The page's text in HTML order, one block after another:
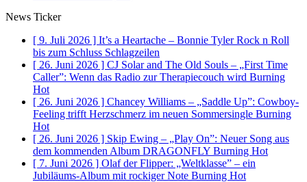
News Ticker
[ 9. Juli 2026 ] It’s a Heartache – Bonnie Tyler Rock n Roll
bis zum Schluss Schlagzeilen
[ 26. Juni 2026 ] CJ Solar and The Old Souls – „First Time
Caller”: Wenn das Radio zur Therapiecouch wird Burning
Hot
[ 26. Juni 2026 ] Chancey Williams – „Saddle Up”: Cowboy-
Feeling trifft Herzschmerz im neuen Sommersingle Burning
Hot
[ 26. Juni 2026 ] Skip Ewing – „Play On”: Neuer Song aus
dem kommenden Album DRAGONFLY Burning Hot
[ 7. Juni 2026 ] Olaf der Flipper: „Weltklasse” – ein
Jubiläums-Album mit rockiger Note Burning Hot